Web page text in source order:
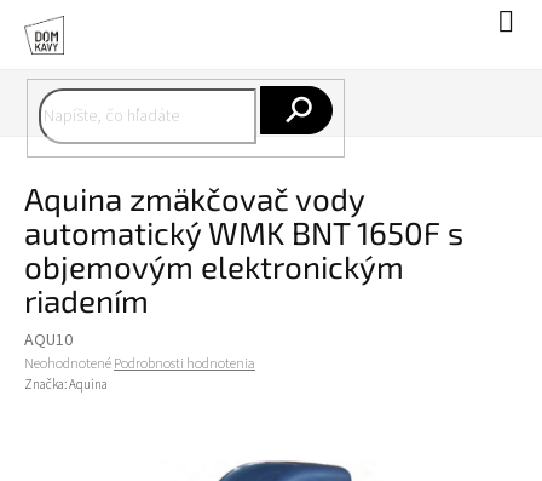
obsah
Aquina zmäkčovač vody
automatický WMK BNT 1650F s
objemovým elektronickým
riadením
AQU10
Priemerné
hodnotenie
NeohodnotenéPodrobnosti hodnotenia
Značka:Aquina